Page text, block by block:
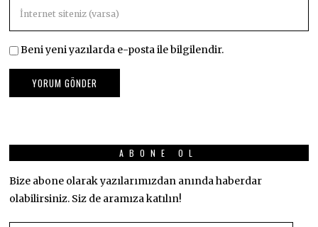
Beni yeni yazılarda e-posta ile bilgilendir.
ABONE OL
Bize abone olarak yazılarımızdan anında haberdar
olabilirsiniz. Siz de aramıza katılın!